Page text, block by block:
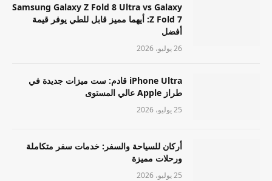
Samsung Galaxy Z Fold 8 Ultra vs Galaxy
Z Fold 7: أيهما مميز قابل للطي يوفر قيمة
أفضل
26 يوليو، 2026
iPhone Ultra قادم: ست ميزات جديدة في
طراز Apple عالي المستوى
25 يوليو، 2026
أركان للسياحة والسفر: خدمات سفر متكاملة
ورحلات مميزة
25 يوليو، 2026